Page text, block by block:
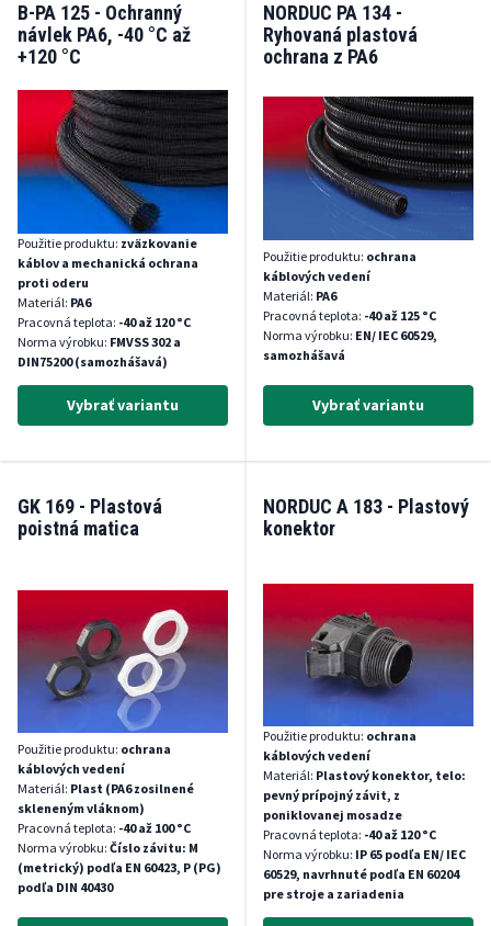
B-PA 125 - Ochranný
návlek PA6, -40 °C až
+120 °C
Použitie produktu: zväzkovanie
káblov a mechanická ochrana
proti oderu
Materiál: PA6
Pracovná teplota: -40 až 120 °C
Norma výrobku: FMVSS 302 a
DIN75200 (samozhášavá)
Vybrať variantu
NORDUC PA 134 -
Ryhovaná plastová
ochrana z PA6
Použitie produktu: ochrana
káblových vedení
Materiál: PA6
Pracovná teplota: -40 až 125 °C
Norma výrobku: EN/ IEC 60529,
samozhášavá
Vybrať variantu
GK 169 - Plastová
poistná matica
Použitie produktu: ochrana
káblových vedení
Materiál: Plast (PA6 zosilnené
skleneným vláknom)
Pracovná teplota: -40 až 100 °C
Norma výrobku: Číslo závitu: M
(metrický) podľa EN 60423, P (PG)
podľa DIN 40430
NORDUC A 183 - Plastový
konektor
Použitie produktu: ochrana
káblových vedení
Materiál: Plastový konektor, telo:
pevný prípojný závit, z
poniklovanej mosadze
Pracovná teplota: -40 až 120 °C
Norma výrobku: IP 65 podľa EN/ IEC
60529, navrhnuté podľa EN 60204
pre stroje a zariadenia